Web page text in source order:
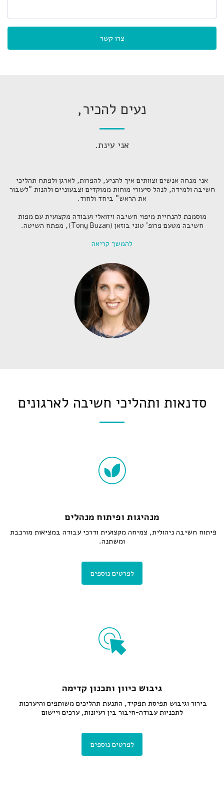
צרו קשר
נעים להכיר,
אני עינת.
אני מנחה אנשים וצוותים איך להניע, להפרות, לארגן ולפתח תהליכי
חשיבה ולמידה, לנהל סיעורי מוחות ממוקדים וצבעוניים ולהנות "לשבור
את הראש" ביחד ולחוד.
מוסמכת להנחיית מיפוי חשיבה ויזואלי ועבודה מקצועית עם מפות
חשיבה מטעם פרופ' טוני בוזאן (Tony Buzan), מפתח השיטה.
להמשך קריאה
סדנאות ותהליכי חשיבה לארגונים
מנהיגות ופיתוח מנהלים
ומשתנה.
לפרטים נוספים
גיבוש כיוון ותכנון קדימה
לתכניות עבודה-חיבור בין רעיונות, ערכים ויישום
לפרטים נוספים